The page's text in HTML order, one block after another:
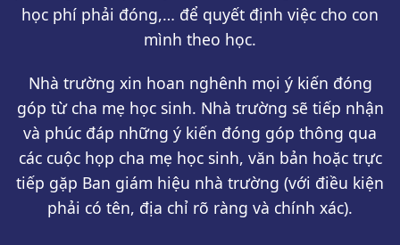
học phí phải đóng,… để quyết định việc cho con
mình theo học.
Nhà trường xin hoan nghênh mọi ý kiến đóng
góp từ cha mẹ học sinh. Nhà trường sẽ tiếp nhận
và phúc đáp những ý kiến đóng góp thông qua
các cuộc họp cha mẹ học sinh, văn bản hoặc trực
tiếp gặp Ban giám hiệu nhà trường (với điều kiện
phải có tên, địa chỉ rõ ràng và chính xác).